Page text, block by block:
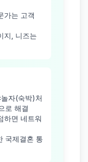
가는 고객
지, 니즈는
자(숙박)처
로 해결
하면 네트워
국제결혼 통